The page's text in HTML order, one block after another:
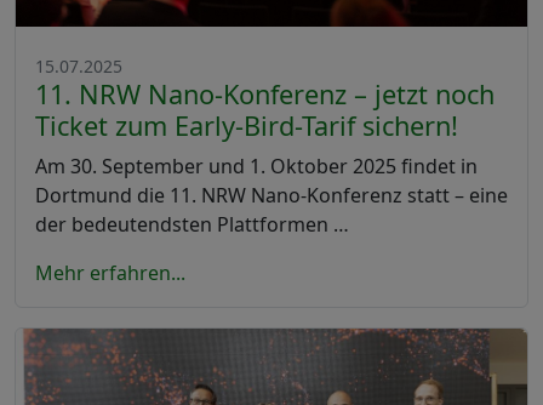
15.07.2025
11. NRW Nano-Konferenz – jetzt noch
Ticket zum Early-Bird-Tarif sichern!
Am 30. September und 1. Oktober 2025 findet in
Dortmund die 11. NRW Nano-Konferenz statt – eine
der bedeutendsten Plattformen …
Mehr erfahren...